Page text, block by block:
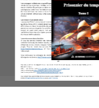
du Capitaine William
Shaw, Tome 1